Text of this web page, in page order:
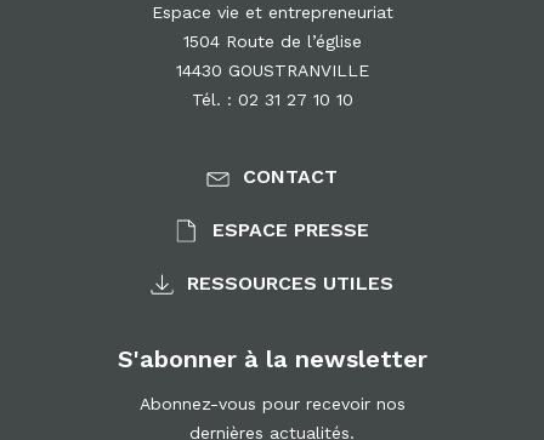
Espace vie et entrepreneuriat
1504 Route de l’église
14430 GOUSTRANVILLE
Tél. : 02 31 27 10 10
CONTACT
ESPACE PRESSE
RESSOURCES UTILES
S'abonner à la newsletter
Abonnez-vous pour recevoir nos
dernières actualités.